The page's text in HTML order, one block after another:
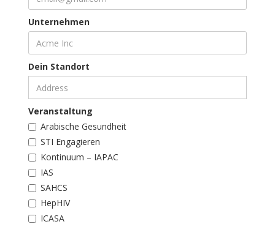
Unternehmen
Dein Standort
Veranstaltung
Arabische Gesundheit
STI Engagieren
Kontinuum – IAPAC
IAS
SAHCS
HepHIV
ICASA